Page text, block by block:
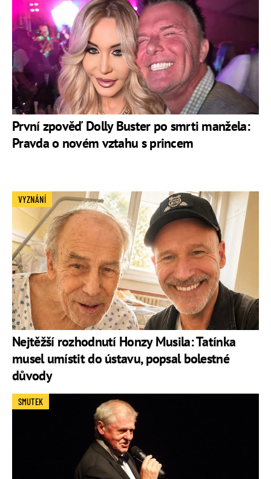
První zpověď Dolly Buster po smrti manžela:
Pravda o novém vztahu s princem
Nejtěžší rozhodnutí Honzy Musila: Tatínka
musel umístit do ústavu, popsal bolestné
důvody
VYZNÁNÍ
SMUTEK